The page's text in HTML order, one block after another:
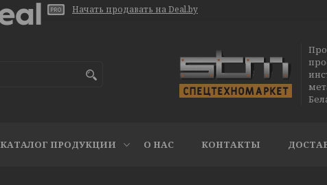
Начать продавать на Deal.by
КАТАЛОГ ПРОДУКЦИИ О НАС КОНТАКТЫ